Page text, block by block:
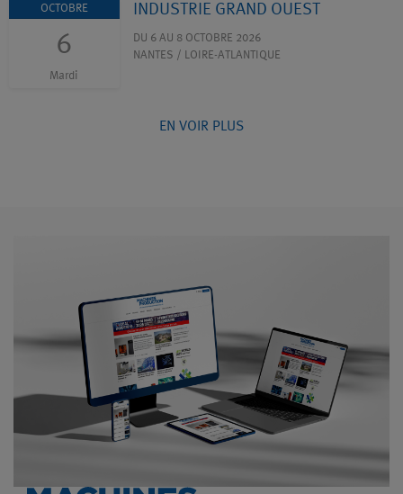
OCTOBRE
6
Mardi
INDUSTRIE GRAND OUEST
DU 6 AU 8 OCTOBRE 2026
NANTES / LOIRE-ATLANTIQUE
EN VOIR PLUS